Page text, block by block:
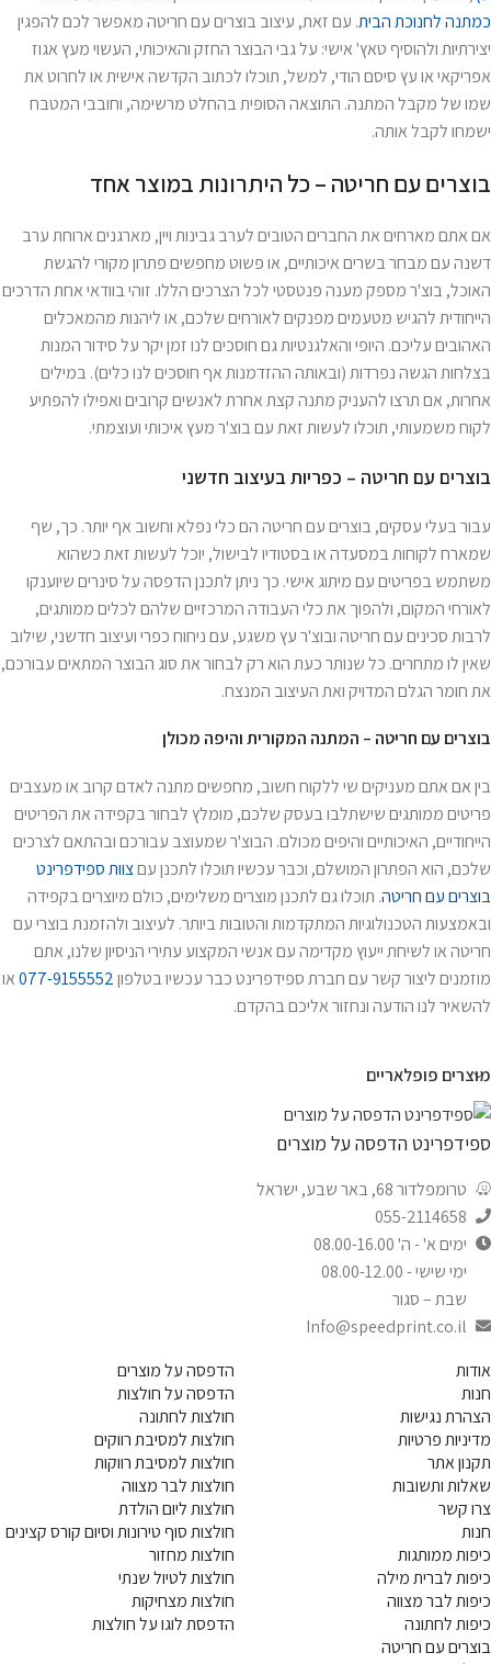
מוצרים פופלאריים
כמתנה לחנוכת הבית. עם זאת, עיצוב בוצרים עם חריטה מאפשר לכם להפגין
יצירתיות ולהוסיף טאץ' אישי: על גבי הבוצר החזק והאיכותי, העשוי מעץ אגוז
אפריקאי או עץ סיסם הודי, למשל, תוכלו לכתוב הקדשה אישית או לחרוט את
שמו של מקבל המתנה. התוצאה הסופית בהחלט מרשימה, וחובבי המטבח
ישמחו לקבל אותה.
בוצרים עם חריטה – כל היתרונות במוצר אחד
אם אתם מארחים את החברים הטובים לערב גבינות ויין, מארגנים ארוחת ערב
דשנה עם מבחר בשרים איכותיים, או פשוט מחפשים פתרון מקורי להגשת
האוכל, בוצ'ר מספק מענה פנטסטי לכל הצרכים הללו. זוהי בוודאי אחת הדרכים
הייחודית להגיש מטעמים מפנקים לאורחים שלכם, או ליהנות מהמאכלים
האהובים עליכם. היופי והאלגנטיות גם חוסכים לנו זמן יקר על סידור המנות
בצלחות הגשה נפרדות (ובאותה ההזדמנות אף חוסכים לנו כלים). במילים
אחרות, אם תרצו להעניק מתנה קצת אחרת לאנשים קרובים ואפילו להפתיע
לקוח משמעותי, תוכלו לעשות זאת עם בוצ'ר מעץ איכותי ועוצמתי.
בוצרים עם חריטה – כפריות בעיצוב חדשני
עבור בעלי עסקים, בוצרים עם חריטה הם כלי נפלא וחשוב אף יותר. כך, שף
שמארח לקוחות במסעדה או בסטודיו לבישול, יוכל לעשות זאת כשהוא
משתמש בפריטים עם מיתוג אישי. כך ניתן לתכנן הדפסה על סינרים שיוענקו
לאורחי המקום, ולהפוך את כלי העבודה המרכזיים שלהם לכלים ממותגים,
לרבותסכינים עם חריטהובוצ'ר עץ משגע, עם ניחוח כפרי ועיצוב חדשני, שילוב
שאין לו מתחרים. כל שנותר כעת הוא רק לבחור את סוג הבוצר המתאים עבורכם,
את חומר הגלם המדויק ואת העיצוב המנצח.
בוצרים עם חריטה – המתנה המקורית והיפה מכולן
בין אם אתם מעניקים שי ללקוח חשוב, מחפשים מתנה לאדם קרוב או מעצבים
פריטים ממותגים שישתלבו בעסק שלכם, מומלץ לבחור בקפידה את הפריטים
הייחודיים, האיכותיים והיפים מכולם. הבוצ'ר שמעוצב עבורכם ובהתאם לצרכים
שלכם, הוא הפתרון המושלם, וכבר עכשיו תוכלו לתכנן עםצוות ספידפרינט
בוצרים עם חריטה. תוכלו גם לתכנן מוצרים משלימים, כולם מיוצרים בקפידה
ובאמצעות הטכנולוגיות המתקדמות והטובות ביותר. לעיצוב ולהזמנתבוצרי עם
חריטהאו לשיחת ייעוץ מקדימה עם אנשי המקצוע עתירי הניסיון שלנו, אתם
מוזמנים ליצור קשר עם חברת ספידפרינט כבר עכשיו בטלפון077-9155552או
להשאיר לנו הודעה ונחזור אליכם בהקדם.
ספידפרינט הדפסה על מוצרים
טרומפלדור 68, באר שבע, ישראל
055-2114658
ימים א' - ה' 08.00-16.00
ימי שישי - 08.00-12.00
שבת – סגור
Info@speedprint.co.il
אודות
חנות
הצהרת נגישות
מדיניות פרטיות
תקנון אתר
שאלות ותשובות
צרו קשר
חנות
כיפות ממותגות
כיפות לברית מילה
כיפות לבר מצווה
כיפות לחתונה
בוצרים עם חריטה
הדפסה על מוצרים
הדפסה על חולצות
חולצות לחתונה
חולצות למסיבת רווקים
חולצות למסיבת רווקות
חולצות לבר מצווה
חולצות ליום הולדת
חולצות סוף טירונות וסיום קורס קצינים
חולצות מחזור
חולצות לטיול שנתי
חולצות מצחיקות
הדפסת לוגו על חולצות